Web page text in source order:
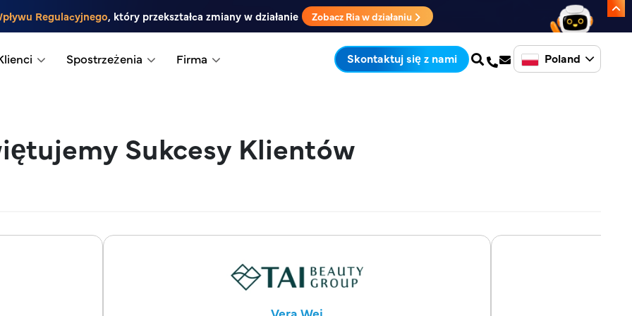
Regulacyjnego, który przekształca zmiany w działanie Zobacz Ria w działaniu
Spostrzeżenia Firma Skontaktuj się z nami Poland
Sukcesy Klientów